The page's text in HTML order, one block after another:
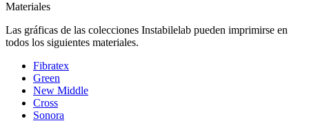
Materiales
Las gráficas de las colecciones Instabilelab pueden imprimirse en
todos los siguientes materiales.
Fibratex
Green
New Middle
Cross
Sonora